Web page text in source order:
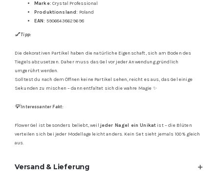
Marke: Crystal Professional
Produktionsland: Poland
EAN: 59068438629698
💅 Tipp:
Die dekorativen Partikel haben die natürliche Eigenschaft, sich am Boden des
Tiegels abzusetzen. Daher muss das Gel vor jeder Anwendung gründlich
umgerührt werden.
Solltest du nach dem Öffnen keine Partikel sehen, reicht es aus, das Gel einige
Sekunden zu mischen – dann entfaltet sich die wahre Magie ✨
💡 Interessanter Fakt:
Flower Gel ist besonders beliebt, weil jeder Nagel ein Unikat ist – die Blüten
verteilen sich bei jeder Modellage leicht anders. Kein Set sieht jemals 100 % gleich
aus.
Versand & Lieferung